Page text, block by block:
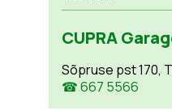
CUPRA
Sõpruse pst 170,
☎ 667 5566